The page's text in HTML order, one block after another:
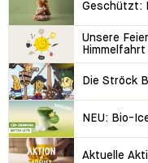
Geschützt:
Unsere
Himmelfahrt
Die Ströck
NEU: Bio-
Aktuelle